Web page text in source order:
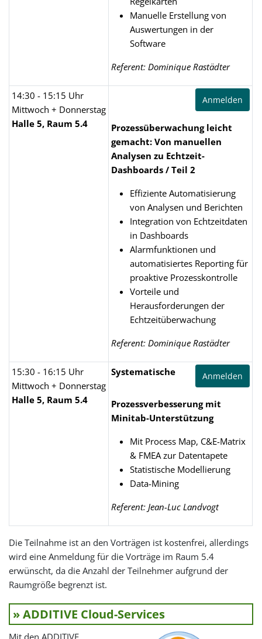
Manuelle Erstellung von
Auswertungen in der
Software
Referent: Dominique Rastädter
14:30 - 15:15 Uhr
Mittwoch + Donnerstag
Halle 5, Raum 5.4
Anmelden
Prozessüberwachung leicht
gemacht: Von manuellen
Analysen zu Echtzeit-
Dashboards / Teil 2
Effiziente Automatisierung
von Analysen und Berichten
Integration von Echtzeitdaten
in Dashboards
Alarmfunktionen und
automatisiertes Reporting für
proaktive Prozesskontrolle
Vorteile und
Herausforderungen der
Echtzeitüberwachung
Referent: Dominique Rastädter
15:30 - 16:15 Uhr
Mittwoch + Donnerstag
Halle 5, Raum 5.4
Anmelden
Systematische
Prozessverbesserung mit
Minitab-Unterstützung
Mit Process Map, C&E-Matrix
& FMEA zur Datentapete
Statistische Modellierung
Data-Mining
Referent: Jean-Luc Landvogt
Die Teilnahme ist an den Vorträgen ist kostenfrei, allerdings
wird eine Anmeldung für die Vorträge im Raum 5.4
erwünscht, da die Anzahl der Teilnehmer aufgrund der
Raumgröße begrenzt ist.
» ADDITIVE Cloud-Services
Mit den ADDITIVE